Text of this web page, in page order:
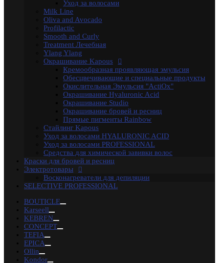
Лосьон Маска Масло для волос
Косметика Обесцвечивающий порошок
Эмульсия Паста для волос
Укладка волос
духи духимарфа
концентрированныйпарфюм
маска для волос
мусс для
мыло парфюм парфюмерия
парфюмерия сильная фиксация спрей для волос спрей с
сыворотка термозащита фейдинг шампунь
Kapous Professional
Estel Professional
Matrix
Ollin Professional
Londa Professional
Hair Company
Kondor
Сталекс
Depiltouch
Solinberg
Zinger
Mertz
Mozart
Camillen
White Line
Camillen 60
RuNail Professional
PROFCOSMO
Уход за волосами
Milk Line
Oliva and Avocado
Profilactic
Smooth and Curly
Treatment Лечебная
Ylang Ylang
Окрашивание Kapous
Кремообразная проявляющая эмульсия
Обесцвечивающие и специальные продукты
Окислительная Эмульсия "ActiOx"
Окрашивание Hyaluronic Acid
Окрашивание Studio
Окрашивание бровей и ресниц
Прямые пигменты Rainbow
Стайлинг Kapous
Уход за волосами HYALURONIC ACID
Уход за волосами PROFESSIONAL
Средства для химической завивки волос
Краски для бровей и ресниц
Электротовары
Восконагреватели для депиляции
SELECTIVE PROFESSIONAL
BOUTICLE
Karseell
KEBREN
CONCEPT
TEFIA
EPICA
Ollin
Kondor